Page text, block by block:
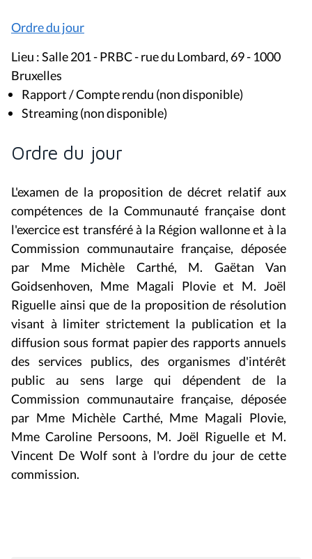
Ordre du jour
Lieu : Salle 201 - PRBC - rue du Lombard, 69 - 1000
Bruxelles
Rapport / Compte rendu (non disponible)
Streaming (non disponible)
Ordre du jour
L'examen de la proposition de décret relatif aux
compétences de la Communauté française dont
l'exercice est transféré à la Région wallonne et à la
Commission communautaire française, déposée
par Mme Michèle Carthé, M. Gaëtan Van
Goidsenhoven, Mme Magali Plovie et M. Joël
Riguelle ainsi que de la proposition de résolution
visant à limiter strictement la publication et la
diffusion sous format papier des rapports annuels
des services publics, des organismes d'intérêt
public au sens large qui dépendent de la
Commission communautaire française, déposée
par Mme Michèle Carthé, Mme Magali Plovie,
Mme Caroline Persoons, M. Joël Riguelle et M.
Vincent De Wolf sont à l'ordre du jour de cette
commission.